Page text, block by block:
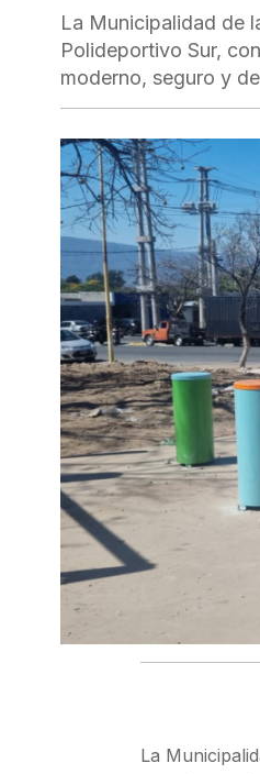
La Municipalidad de
Polideportivo Sur,
moderno, seguro y
La